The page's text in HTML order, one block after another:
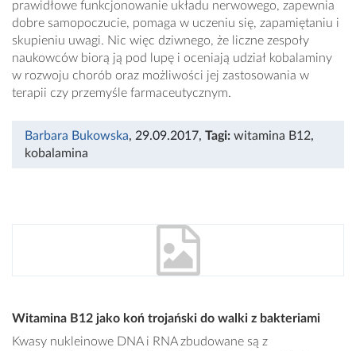
prawidłowe funkcjonowanie układu nerwowego, zapewnia
dobre samopoczucie, pomaga w uczeniu się, zapamiętaniu i
skupieniu uwagi. Nic więc dziwnego, że liczne zespoły
naukowców biorą ją pod lupę i oceniają udział kobalaminy
w rozwoju chorób oraz możliwości jej zastosowania w
terapii czy przemyśle farmaceutycznym.
Barbara Bukowska, 29.09.2017, Tagi: witamina B12,
kobalamina
Witamina B12 jako koń trojański do walki z bakteriami
Kwasy nukleinowe DNA i RNA zbudowane są z